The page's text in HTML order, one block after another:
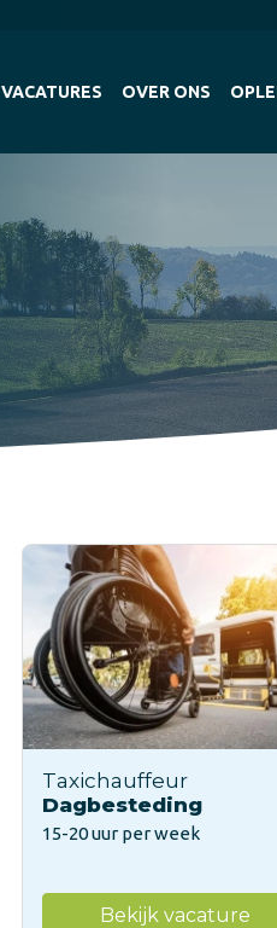
VACATURES OVER ONS
Taxichauffeur
Dagbesteding
15-20 uur per week
Bekijk vacature